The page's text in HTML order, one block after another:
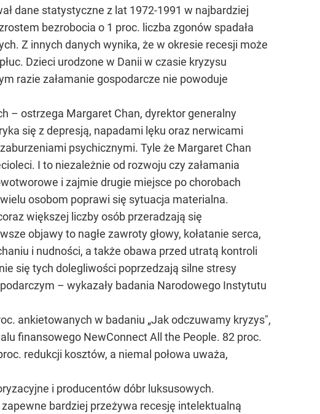
dane statystyczne z lat 1972-1991 w najbardziej
bezrobocia o 1 proc. liczba zgonów spadała
Z innych danych wynika, że w okresie recesji może
Dzieci urodzone w Danii w czasie kryzysu
razie załamanie gospodarcze nie powoduje
– ostrzega Margaret Chan, dyrektor generalny
się z depresją, napadami lęku oraz nerwicami
psychicznymi. Tyle że Margaret Chan
I to niezależnie od rozwoju czy załamania
i zajmie drugie miejsce po chorobach
osobom poprawi się sytuacja materialna.
większej liczby osób przeradzają się
objawy to nagłe zawroty głowy, kołatanie serca,
i nudności, a także obawa przed utratą kontroli
się tych dolegliwości poprzedzają silne stresy
– wykazały badania Narodowego Instytutu
ankietowanych w badaniu „Jak odczuwamy kryzys",
finansowego NewConnect All the People. 82 proc.
redukcji kosztów, a niemal połowa uważa,
i producentów dóbr luksusowych.
bardziej przeżywa recesję intelektualną